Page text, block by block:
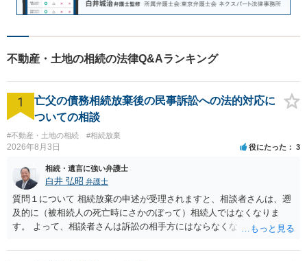
不動産・土地の相続の法律Q&Aランキング
1
亡父の債務相続放棄後の民事訴訟への法的対応に
ついての相談
#不動産・土地の相続 #相続放棄
2026年8月3日 役にたった 3
相続・遺言に強い弁護士
白井 弘昭 弁護士
質問１について 相続放棄の申述が受理されますと、相談者さんは、遡
及的に（被相続人の死亡時にさかのぼって）相続人ではなくなりま
す。 よって、相談者さんは訴訟の相手方にはならなくなるので（明け
理証明を家庭裁判所で取得し、コピーを答弁書に添えて裁判所に提出